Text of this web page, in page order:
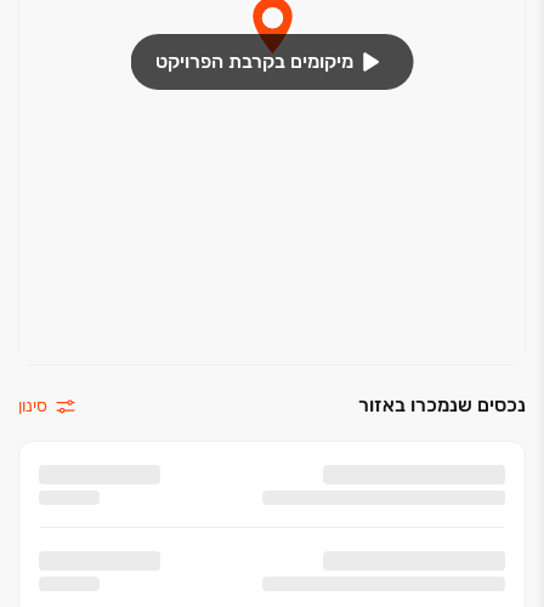
מיקומים בקרבת הפרויקט
נכסים שנמכרו באזור סינון